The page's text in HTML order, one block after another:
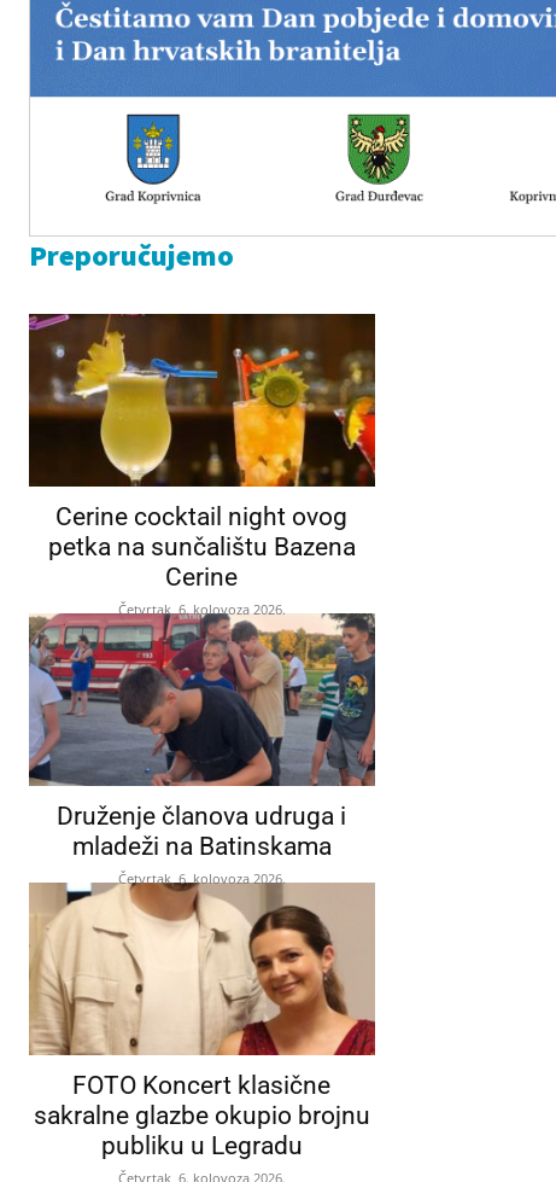
Preporučujemo
Cerine cocktail night ovog
petka na sunčalištu Bazena
Cerine
Četvrtak, 6. kolovoza 2026.
Druženje članova udruga i
mladeži na Batinskama
Četvrtak, 6. kolovoza 2026.
FOTO Koncert klasične
sakralne glazbe okupio brojnu
publiku u Legradu
Četvrtak, 6. kolovoza 2026.